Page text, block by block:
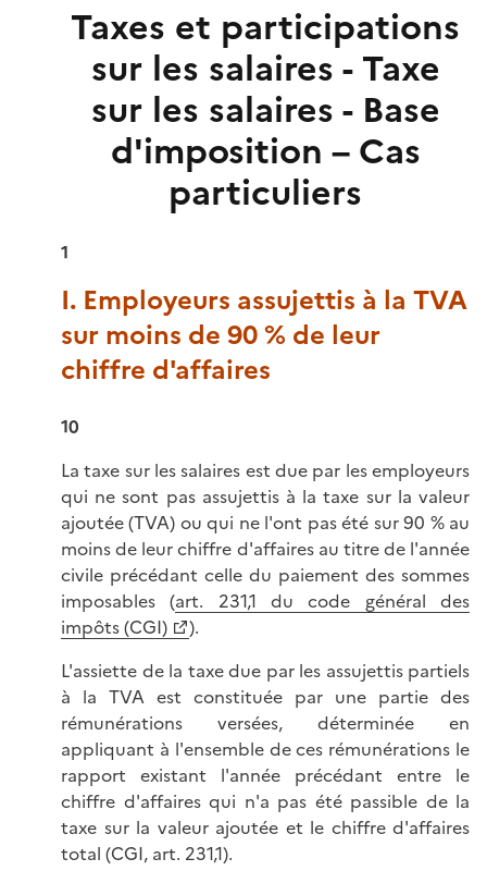
Taxes et participations
sur les salaires - Taxe
sur les salaires - Base
d'imposition – Cas
particuliers
1
I. Employeurs assujettis à la TVA
sur moins de 90 % de leur
chiffre d'affaires
10
La taxe sur les salaires est due par les employeurs
qui ne sont pas assujettis à la taxe sur la valeur
ajoutée (TVA) ou qui ne l'ont pas été sur 90 % au
moins de leur chiffre d'affaires au titre de l'année
civile précédant celle du paiement des sommes
imposables (art. 231,1 du code général des
impôts (CGI)
).
L'assiette de la taxe due par les assujettis partiels
à la TVA est constituée par une partie des
rémunérations versées, déterminée en
appliquant à l'ensemble de ces rémunérations le
rapport existant l'année précédant entre le
chiffre d'affaires qui n'a pas été passible de la
taxe sur la valeur ajoutée et le chiffre d'affaires
total (CGI, art. 231,1).